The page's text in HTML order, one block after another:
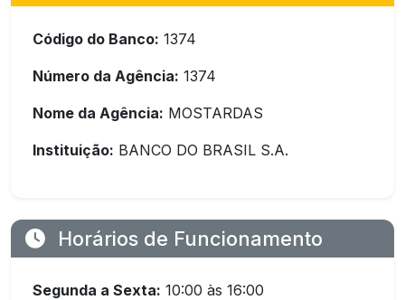
Código do Banco: 1374
Número da Agência: 1374
Nome da Agência: MOSTARDAS
Instituição: BANCO DO BRASIL S.A.
Horários de Funcionamento
Segunda a Sexta: 10:00 às 16:00